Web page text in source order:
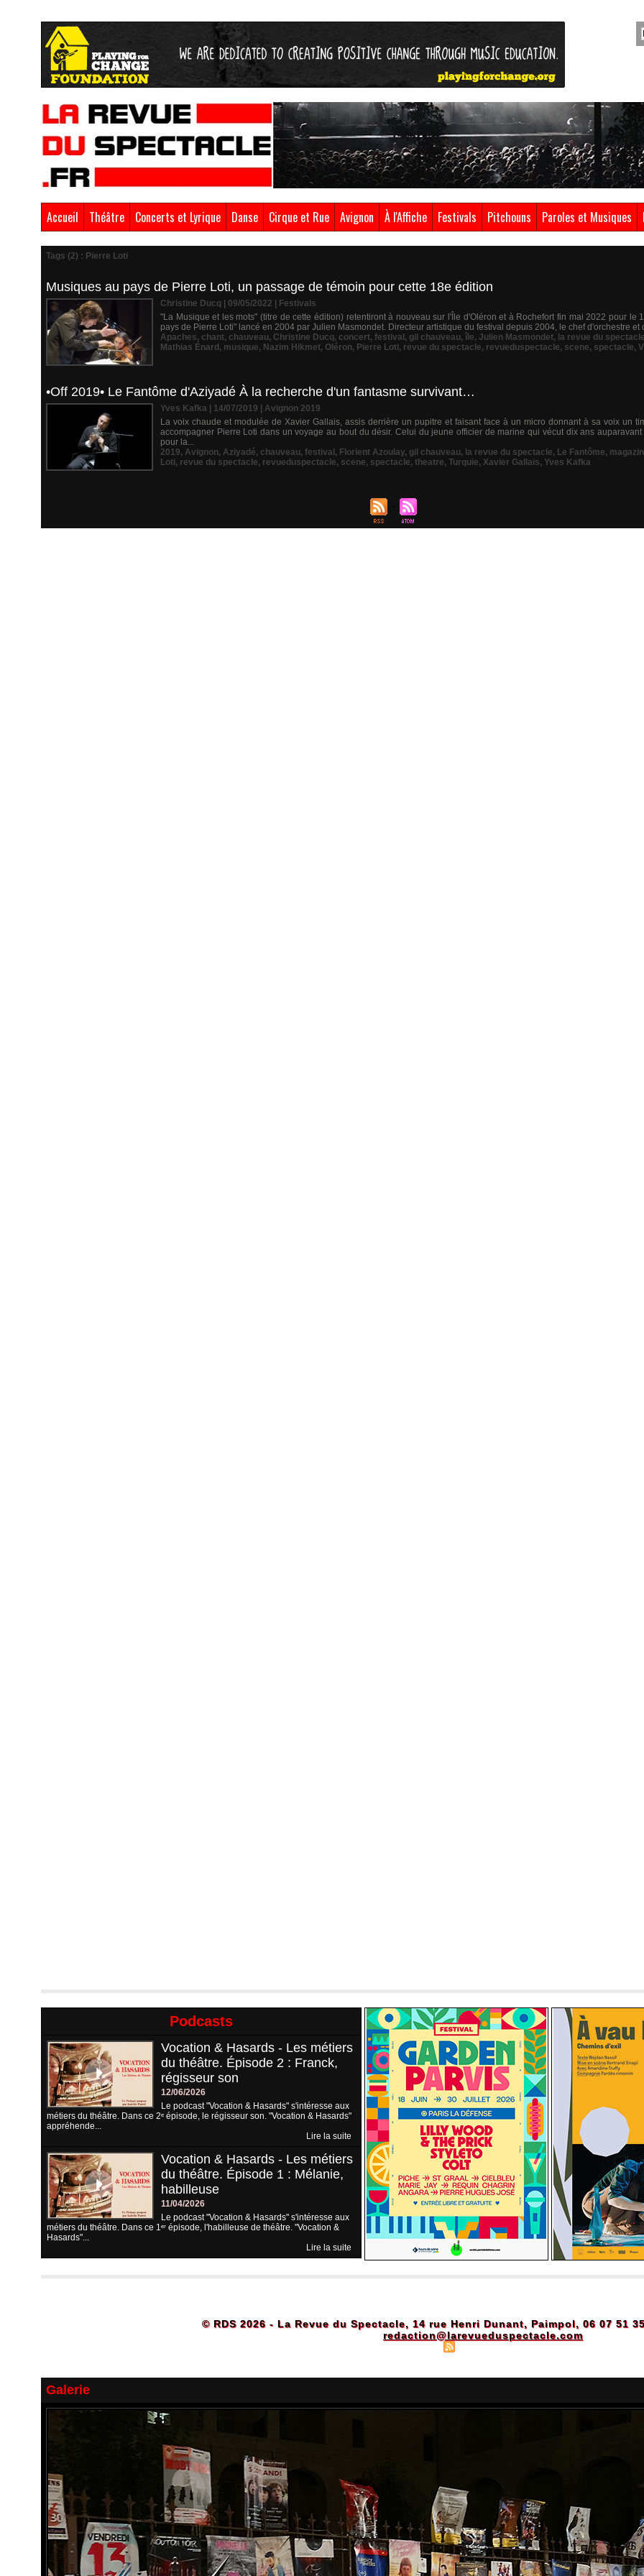
Accueil Théâtre Concerts et Lyrique Danse Cirque et Rue Avignon À l'Affiche Festivals Pitchouns Paroles et Musiques
Tags (2) : Pierre Loti
Musiques au pays de Pierre Loti, un passage de témoin pour cette 18e édition
Christine Ducq | 09/05/2022
Festivals
"La Musique et les mots" (titre de cette édition) retentiront à nouveau sur l'Île d'Oléron et à Rochefort fin mai 2022 pour le
pays de Pierre Loti" lancé en 2004 par Julien Masmondet. Directeur artistique du festival depuis 2004, le chef d'orchestre et
Apaches, chant, chauveau, Christine Ducq, concert, festival , gil chauveau, île, Julien Masmondet, la revue du spectacle
Mathias Énard , musique, Nazim Hikmet, Oléron, Pierre Loti, revue du spectacle, revueduspectacle, scene, spectacle,
•Off 2019• Le Fantôme d'Aziyadé À la recherche d'un fantasme survivant…
Yves Kafka | 14/07/2019
Avignon 2019
La voix chaude et modulée de Xavier Gallais, assis derrière un pupitre et faisant face à un micro donnant à sa voix un
accompagner Pierre Loti dans un voyage au bout du désir. Celui du jeune officier de marine qui vécut dix ans
pour la...
2019, Avignon, Aziyadé, chauveau, festival , Florient Azoulay, gil chauveau, la revue du spectacle, Le Fantôme,
Loti, revue du spectacle, revueduspectacle, scene, spectacle, theatre, Turquie, Xavier Gallais, Yves Kafka
Podcasts
Vocation & Hasards - Les métiers
du théâtre. Épisode 2 : Franck,
régisseur son
12/06/2026
Le podcast "Vocation & Hasards" s'intéresse aux
métiers du théâtre. Dans ce 2ᵉ épisode, le régisseur son. "Vocation & Hasards"
appréhende...
Lire la suite
Vocation & Hasards - Les métiers
du théâtre. Épisode 1 : Mélanie,
habilleuse
11/04/2026
Le podcast "Vocation & Hasards" s'intéresse aux
métiers du théâtre. Dans ce 1ᵉʳ épisode, l'habilleuse de théâtre. "Vocation &
Hasards"...
Lire la suite
© RDS 2026 - La Revue du Spectacle, 14 rue Henri Dunant, Paimpol, 06 07 51
redaction@larevueduspectacle.com
Galerie